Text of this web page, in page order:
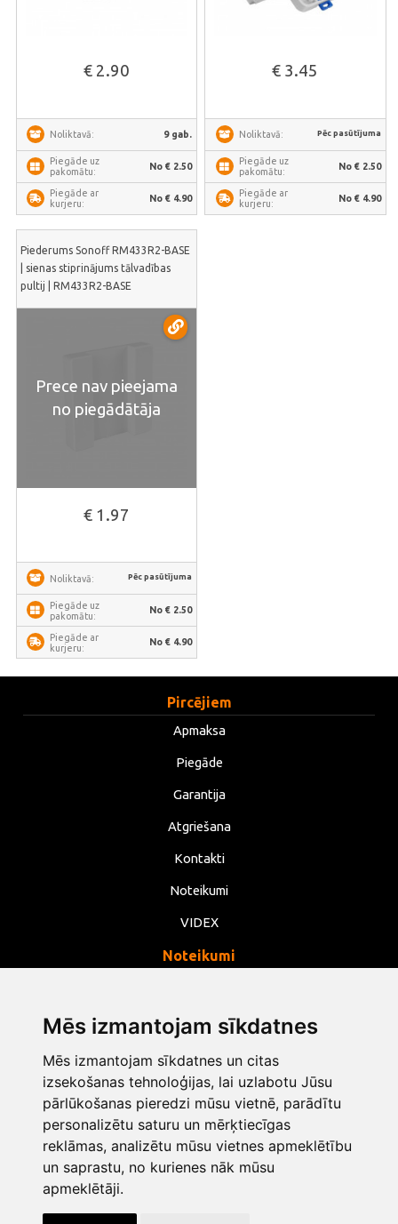
Mēs izmantojam sīkdatnes
Mēs izmantojam sīkdatnes un citas
izsekošanas tehnoloģijas, lai uzlabotu Jūsu
pārlūkošanas pieredzi mūsu vietnē, parādītu
personalizētu saturu un mērķtiecīgas
reklāmas, analizētu mūsu vietnes apmeklētību
un saprastu, no kurienes nāk mūsu
apmeklētāji.
€ 2.90
Noliktavā: 9 gab.
Piegāde uz
pakomātu:
No € 2.50
Piegāde ar
kurjeru:
No € 4.90
€ 3.45
Noliktavā: Pēc pasūtījuma
Piegāde uz
pakomātu:
No € 2.50
Piegāde ar
kurjeru:
No € 4.90
Piederums Sonoff RM433R2-BASE
| sienas stiprinājums tālvadības
pultij | RM433R2-BASE
Prece nav pieejama
no piegādātāja
€ 1.97
Noliktavā: Pēc pasūtījuma
Piegāde uz
pakomātu:
No € 2.50
Piegāde ar
kurjeru:
No € 4.90
Pircējiem
Apmaksa
Piegāde
Garantija
Atgriešana
Kontakti
Noteikumi
VIDEX
Noteikumi
Noteikumi
Mainīt sīkdatņu iestatījumus
info@opentools.lv +371 26272360